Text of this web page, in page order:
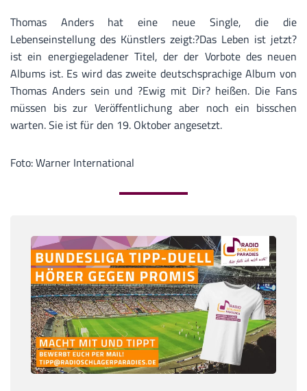
Thomas Anders hat eine neue Single, die die
Lebenseinstellung des Künstlers zeigt:?Das Leben ist jetzt?
ist ein energiegeladener Titel, der der Vorbote des neuen
Albums ist. Es wird das zweite deutschsprachige Album von
Thomas Anders sein und ?Ewig mit Dir? heißen. Die Fans
müssen bis zur Veröffentlichung aber noch ein bisschen
warten. Sie ist für den 19. Oktober angesetzt.
Foto: Warner International